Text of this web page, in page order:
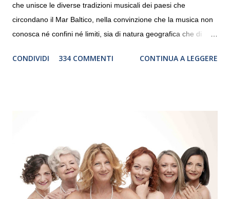
che unisce le diverse tradizioni musicali dei paesi che
circondano il Mar Baltico, nella convinzione che la musica non
conosca né confini né limiti, sia di natura geografica che di
debutterà il 10 settembre a Heiden, in Germania, e toccherà, in
“Settembre dell’Accademia” dove si esibirà per il secondo anno
consecutivo. Il pubblico milanese avrà il piacere di applaudire i
giovani artisti della Baltic Sea Youth Philharmonic per la quarta
volta. L’orchestra, fondata nel 2008 da Kristjan Järvi (affiancato
CONDIVIDI 334 COMMENTI CONTINUA A LEGGERE